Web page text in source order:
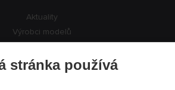
Aktuality
Výrobci modelů
Kontakty
stránka používá